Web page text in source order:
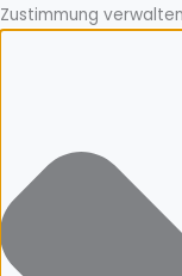
Zustimmung verwalten